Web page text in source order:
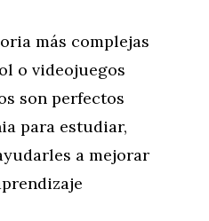
más complejas
o videojuegos
son perfectos
para estudiar,
a mejorar